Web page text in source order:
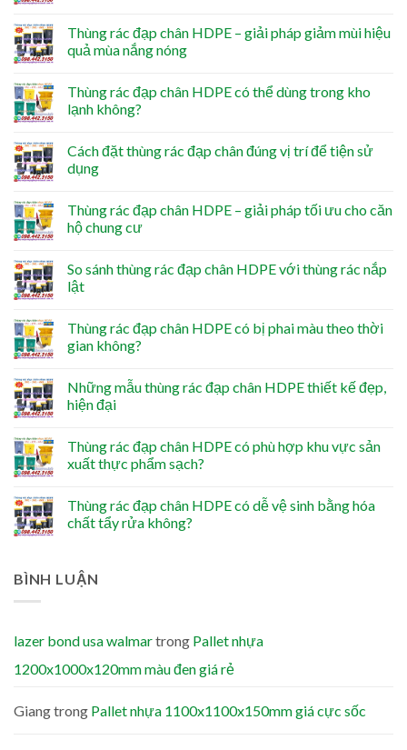
Thùng rác đạp chân HDPE – giải pháp giảm mùi hiệu
quả mùa nắng nóng
Thùng rác đạp chân HDPE có thể dùng trong kho
lạnh không?
Cách đặt thùng rác đạp chân đúng vị trí để tiện sử
dụng
Thùng rác đạp chân HDPE – giải pháp tối ưu cho căn
hộ chung cư
So sánh thùng rác đạp chân HDPE với thùng rác nắp
lật
Thùng rác đạp chân HDPE có bị phai màu theo thời
gian không?
Những mẫu thùng rác đạp chân HDPE thiết kế đẹp,
hiện đại
Thùng rác đạp chân HDPE có phù hợp khu vực sản
xuất thực phẩm sạch?
Thùng rác đạp chân HDPE có dễ vệ sinh bằng hóa
chất tẩy rửa không?
BÌNH LUẬN
lazer bond usa walmartrong Pallet nhựa
1200x1000x120mm màu đen giá rẻ
Giangtrong Pallet nhựa 1100x1100x150mm giá cực sốc